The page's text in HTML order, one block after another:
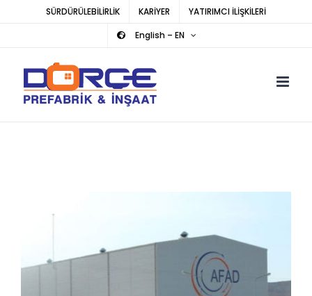
SÜRDÜRÜLEBİLİRLİK KARİYER
YATIRIMCI İLİŞKİLERİ
English – EN